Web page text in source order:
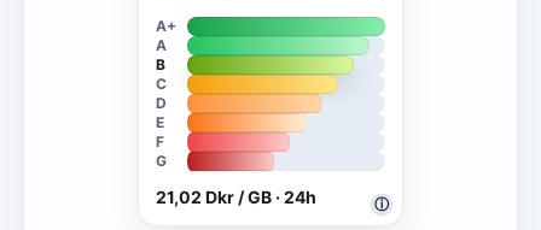
ⓘ
A+
A
B
C
D
E
F
G
21,02 Dkr / GB · 24h